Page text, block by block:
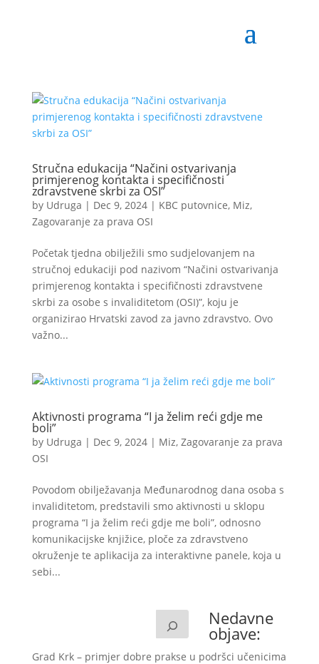
Stručna edukacija “Načini ostvarivanja
primjerenog kontakta i specifičnosti
zdravstvene skrbi za OSI”
by Udruga | Dec 9, 2024| KBC putovnice, Miz,
Zagovaranje za prava OSI
Početak tjedna obilježili smo sudjelovanjem na
stručnoj edukaciji pod nazivom “Načini ostvarivanja
primjerenog kontakta i specifičnosti zdravstvene
skrbi za osobe s invaliditetom (OSI)”, koju je
organizirao Hrvatski zavod za javno zdravstvo. Ovo
važno...
Aktivnosti programa “I ja želim reći gdje me
boli”
by Udruga | Dec 9, 2024| Miz, Zagovaranje za prava
OSI
Povodom obilježavanja Međunarodnog dana osoba s
invaliditetom, predstavili smo aktivnosti u sklopu
programa “I ja želim reći gdje me boli”, odnosno
komunikacijske knjižice, ploče za zdravstveno
okruženje te aplikacija za interaktivne panele, koja u
sebi...
Nedavne
objave:
Grad Krk – primjer dobre prakse u podršci učenicima